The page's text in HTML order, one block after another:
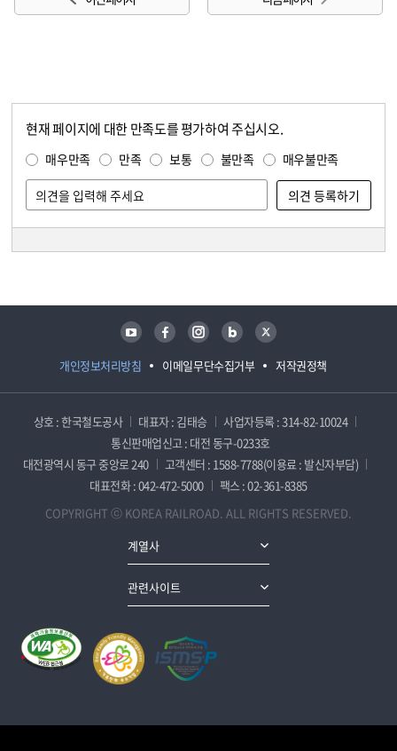
현재 페이지에 대한 만족도를 평가하여 주십시오.
매우만족 만족 보통 불만족 매우불만족
개인정보처리방침 이메일무단수집거부 저작권정책
유튜브 페이스북 인스타그램 블로그 트위터
상호 : 한국철도공사 대표자 : 김태승
사업자등록 : 314-82-10024
통신판매업신고 : 대전 동구-0233호
대전광역시 동구 중앙로 240
고객센터 : 1588-7788(이용료 : 발신자부담)
대표전화 : 042-472-5000
팩스 : 02-361-8385
COPYRIGHT ⓒ KOREA RAILROAD. ALL RIGHTS RESERVED.
계열사
관련사이트